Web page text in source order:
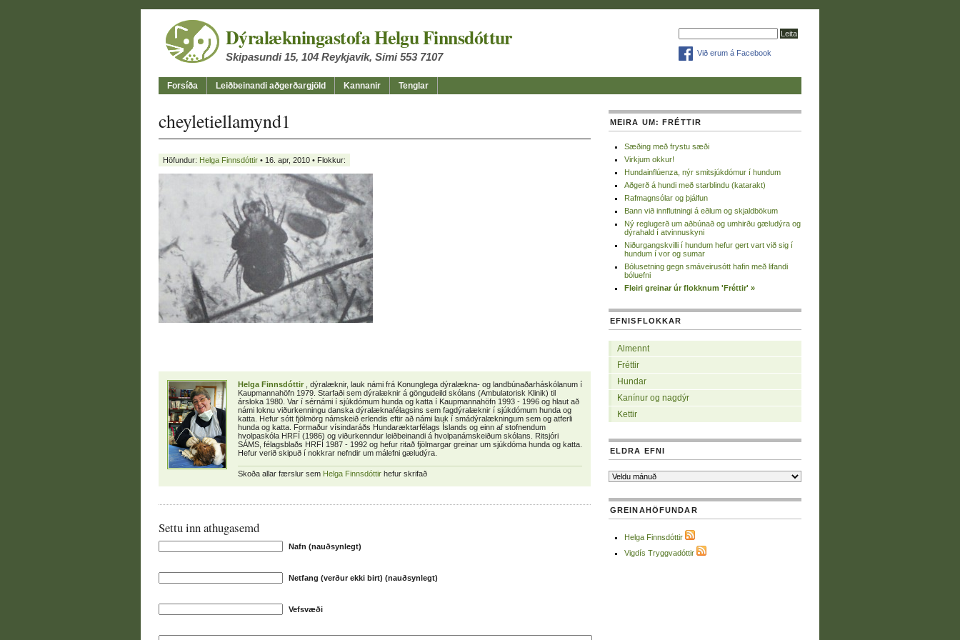
Dýralækningastofa Helgu Finnsdóttur
Skipasundi 15, 104 Reykjavík, Sími553 7107 Við erum á Facebook
Forsíða Leiðbeinandi aðgerðargjöld Kannanir Tenglar
cheyletiellamynd1
Höfundur: Helga Finnsdóttir • 16. apr, 2010 • Flokkur:
Helga Finnsdóttir , dýralæknir, lauk námi frá Konunglega dýralækna- og landbúnaðarháskólanum í
Kaupmannahöfn 1979. Starfaði sem dýralæknir á göngudeild skólans (Ambulatorisk Klinik) til
ársloka 1980. Var í sérnámi í sjúkdómum hunda og katta í Kaupmannahöfn 1993 - 1996 og hlaut að
námi loknu viðurkenningu danska dýralæknafélagsins sem fagdýralæknir í sjúkdómum hunda og
katta. Hefur sótt fjölmörg námskeið erlendis eftir að námi lauk í smádýralækningum sem og atferli
hunda og katta. Formaður vísindaráðs Hundaræktarfélags Íslands og einn af stofnendum
hvolpaskóla HRFÍ (1986) og viðurkenndur leiðbeinandi á hvolpanámskeiðum skólans. Ritsjóri
SÁMS, félagsblaðs HRFÍ 1987 - 1992 og hefur ritað fjölmargar greinar um sjúkdóma hunda og katta.
Hefur verið skipuð í nokkrar nefndir um málefni gæludýra.
Skoða allar færslur sem Helga Finnsdóttir hefur skrifað
Settu inn athugasemd
Nafn (nauðsynlegt)
Netfang (verður ekki birt) (nauðsynlegt)
Vefsvæði
MEIRA UM: FRÉTTIR
Sæðing með frystu sæði
Virkjum okkur!
Hundainflúenza, nýr smitsjúkdómur í hundum
Aðgerð á hundi með starblindu (katarakt)
Rafmagnsólar og þjálfun
Bann við innflutningi á eðlum og skjaldbökum
Ný reglugerð um aðbúnað og umhirðu gæludýra og
dýrahald í atvinnuskyni
Niðurgangskvilli í hundum hefur gert vart við sig í
hundum í vor og sumar
Bólusetning gegn smáveirusótt hafin með lifandi
bóluefni
Fleiri greinar úr flokknum 'Fréttir' »
EFNISFLOKKAR
Almennt
Fréttir
Hundar
Kanínur og nagdýr
Kettir
ELDRA EFNI
GREINAHÖFUNDAR
Helga Finnsdóttir
Vigdís Tryggvadóttir